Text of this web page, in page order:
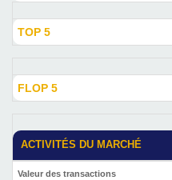
TOP 5
FLOP 5
ACTIVITÉS DU MARCHÉ
Valeur des transactions